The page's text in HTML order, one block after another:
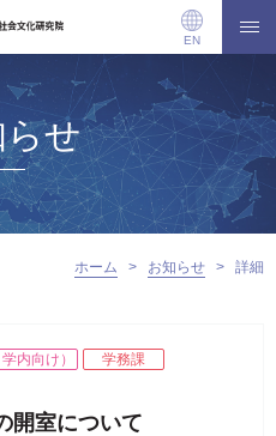
EN
せ
ホーム > お知らせ > 詳細
内向け）
学務課
開室について